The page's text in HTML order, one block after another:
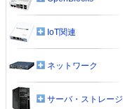
IoT関連
ネットワーク
サーバ・ストレージ